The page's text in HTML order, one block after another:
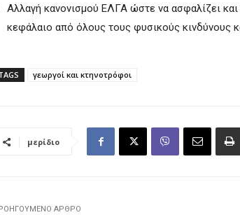
Αλλαγή κανονισμού ΕΛΓΑ ώστε να ασφαλίζει
κεφάλαιο από όλους τους φυσικούς κινδύνους
γεωργοί και κτηνοτρόφοι
μερίδιο
ΆΡΘΡΟ